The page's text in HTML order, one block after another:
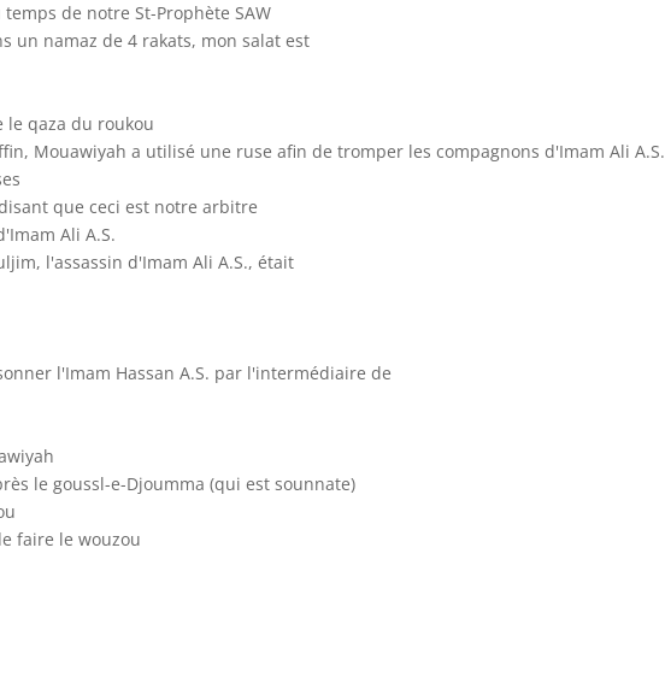
de notre St-Prophète SAW
un namaz de 4 rakats, mon salat est
le qaza du roukou
Mouawiyah a utilisé une ruse afin de tromper les compagnons d'Imam Ali A.S.
que ceci est notre arbitre
Ali A.S.
l'assassin d'Imam Ali A.S., était
l'Imam Hassan A.S. par l'intermédiaire de
le goussl-e-Djoumma (qui est sounnate)
faire le wouzou